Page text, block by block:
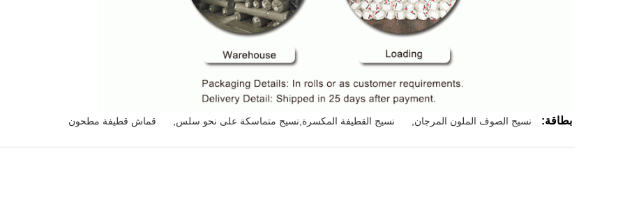
بطاقة: نسيج الصوف الملون المرجان نسيج القطيفة المكسرة,نسيج متماسكة على نحو سلس قماش قطيفة مطحون